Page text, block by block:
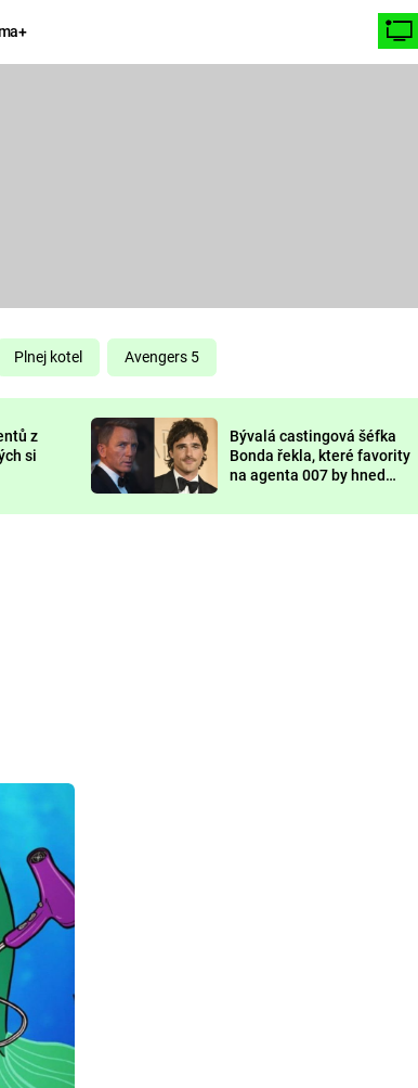
KOMEDIE
CHUCK
NORRIS
DEADPOOL
Prima LAJK
Sledujte nás
Plnej kotel Avengers 5
z
si
Bývalá castingová šéfka
Bonda řekla, které favority
na agenta 007 by hned